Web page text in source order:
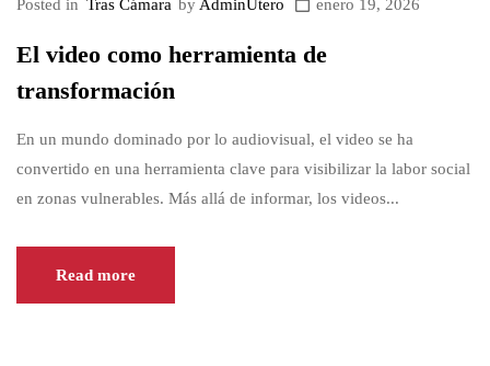
Posted in Tras Cámara by AdminUtero enero 19, 2026
El video como herramienta de
transformación
En un mundo dominado por lo audiovisual, el video se ha
convertido en una herramienta clave para visibilizar la labor social
en zonas vulnerables. Más allá de informar, los videos...
Read more